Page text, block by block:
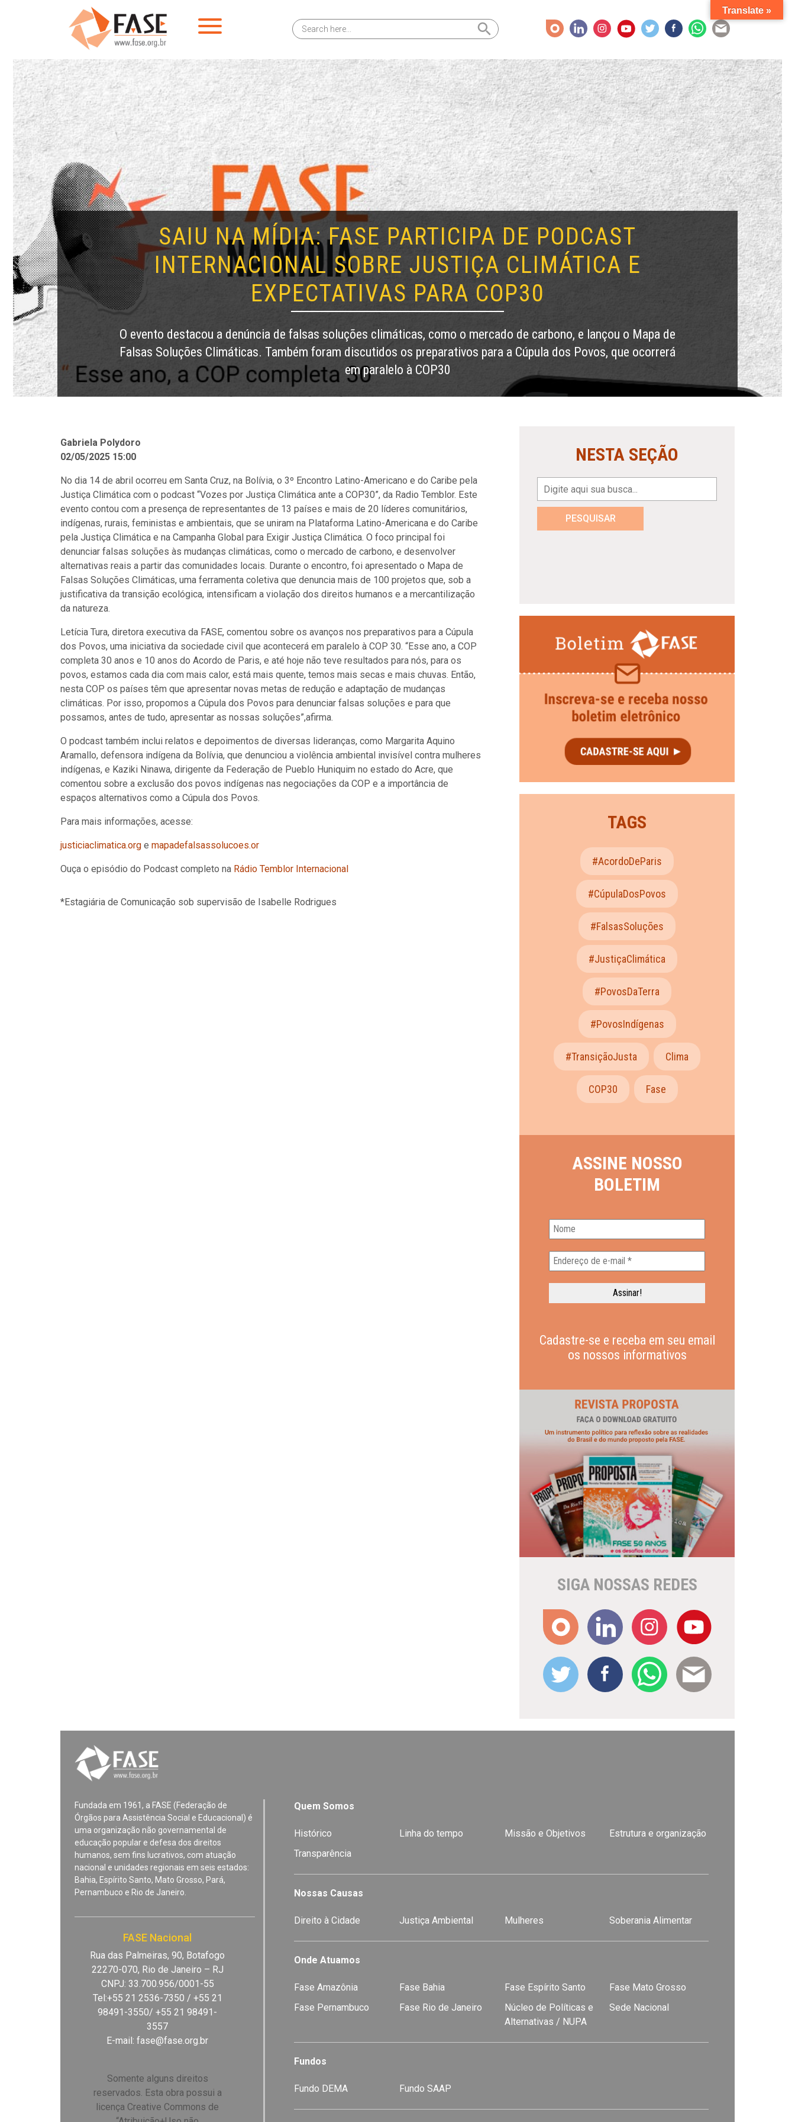
Search
for:
Search Button
SAIU NA MÍDIA: FASE PARTICIPA DE PODCAST
INTERNACIONAL SOBRE JUSTIÇA CLIMÁTICA E
EXPECTATIVAS PARA COP30
O evento destacou a denúncia de falsas soluções climáticas, como o mercado de carbono, e lançou o Mapa de
Falsas Soluções Climáticas. Também foram discutidos os preparativos para a Cúpula dos Povos, que ocorrerá
em paralelo à COP30
Gabriela Polydoro
02/05/2025 15:00
No dia 14 de abril ocorreu em Santa Cruz, na Bolívia, o 3º Encontro Latino-Americano e do Caribe pela
Justiça Climática com o podcast “Vozes por Justiça Climática ante a COP30”, da Radio Temblor. Este
evento contou com a presença de representantes de 13 países e mais de 20 líderes comunitários,
indígenas, rurais, feministas e ambientais, que se uniram na Plataforma Latino-Americana e do Caribe
pela Justiça Climática e na Campanha Global para Exigir Justiça Climática. O foco principal foi
denunciar falsas soluções às mudanças climáticas, como o mercado de carbono, e desenvolver
alternativas reais a partir das comunidades locais. Durante o encontro, foi apresentado o Mapa de
Falsas Soluções Climáticas, uma ferramenta coletiva que denuncia mais de 100 projetos que, sob a
justificativa da transição ecológica, intensificam a violação dos direitos humanos e a mercantilização
da natureza.
Letícia Tura, diretora executiva da FASE, comentou sobre os avanços nos preparativos para a Cúpula
dos Povos, uma iniciativa da sociedade civil que acontecerá em paralelo à COP 30. “Esse ano, a COP
completa 30 anos e 10 anos do Acordo de Paris, e até hoje não teve resultados para nós, para os
povos, estamos cada dia com mais calor, está mais quente, temos mais secas e mais chuvas. Então,
nesta COP os países têm que apresentar novas metas de redução e adaptação de mudanças
climáticas. Por isso, propomos a Cúpula dos Povos para denunciar falsas soluções e para que
possamos, antes de tudo, apresentar as nossas soluções”,afirma.
O podcast também inclui relatos e depoimentos de diversas lideranças, como Margarita Aquino
Aramallo, defensora indígena da Bolívia, que denunciou a violência ambiental invisível contra mulheres
indígenas, e Kaziki Ninawa, dirigente da Federação de Pueblo Huniquim no estado do Acre, que
comentou sobre a exclusão dos povos indígenas nas negociações da COP e a importância de
espaços alternativos como a Cúpula dos Povos.
Para mais informações, acesse:
justiciaclimatica.org e mapadefalsassolucoes.or
Ouça o episódio do Podcast completo na Rádio Temblor Internacional
*Estagiária de Comunicação sob supervisão de Isabelle Rodrigues
NESTA SEÇÃO
PESQUISAR
TAGS
#AcordoDeParis
#CúpulaDosPovos
#FalsasSoluções
#JustiçaClimática
#PovosDaTerra
#PovosIndígenas
#TransiçãoJusta Clima
COP30 Fase
ASSINE NOSSO
BOLETIM
Cadastre-se e receba em seu email
os nossos informativos
SIGA NOSSAS REDES
Fundada em 1961, a FASE (Federação de
Órgãos para Assistência Social e Educacional) é
uma organização não governamental de
educação popular e defesa dos direitos
humanos, sem fins lucrativos, com atuação
nacional e unidades regionais em seis estados:
Bahia, Espírito Santo, Mato Grosso, Pará,
Pernambuco e Rio de Janeiro.
FASE Nacional
Rua das Palmeiras, 90, Botafogo
22270-070, Rio de Janeiro – RJ
CNPJ: 33.700.956/0001-55
Tel:+55 21 2536-7350 / +55 21
98491-3550/ +55 21 98491-
3557
E-mail:fase@fase.org.br
Somente alguns direitos
reservados. Esta obra possui a
licença Creative Commons de
Quem Somos
Histórico Linha do tempo Missão e Objetivos
Estrutura e organização
Transparência
Nossas Causas
Direito à Cidade Justiça Ambiental Mulheres Soberania Alimentar
Onde Atuamos
Fase Amazônia Fase Bahia Fase Espírito Santo
Fase Mato Grosso
Fase Pernambuco
Fase Rio de Janeiro
Núcleo de Políticas e
Alternativas / NUPA
Sede Nacional
Fundos
Fundo DEMA Fundo SAAP
Translate »